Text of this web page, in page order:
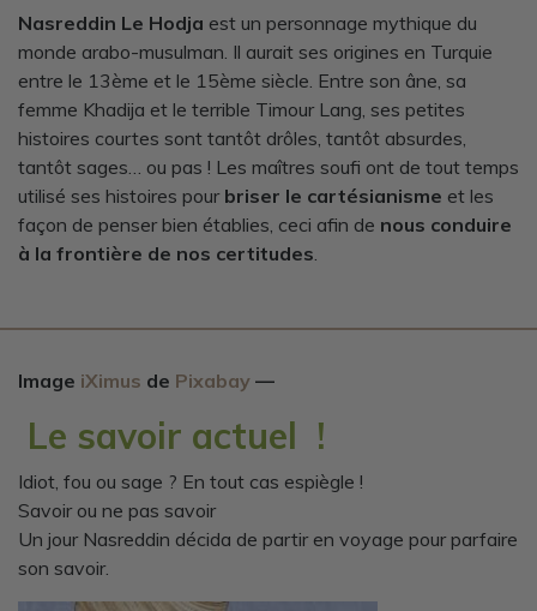
Nasreddin Le Hodja est un personnage mythique du
monde arabo-musulman. Il aurait ses origines en Turquie
entre le 13ème et le 15ème siècle. Entre son âne, sa
femme Khadija et le terrible Timour Lang, ses petites
histoires courtes sont tantôt drôles, tantôt absurdes,
tantôt sages… ou pas ! Les maîtres soufi ont de tout temps
utilisé ses histoires pour briser le cartésianisme et les
façon de penser bien établies, ceci afin de nous conduire
à la frontière de nos certitudes
Image iXimus de Pixabay —
Le savoir actuel !
Idiot, fou ou sage ? En tout cas espiègle !
Savoir ou ne pas savoir
Un jour Nasreddin décida de partir en voyage pour parfaire
son savoir.